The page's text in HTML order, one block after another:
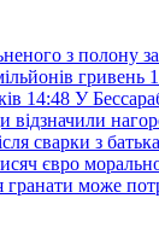
з полону
гривень
14:48 У
відзначили
сварки з
євро
гранати може